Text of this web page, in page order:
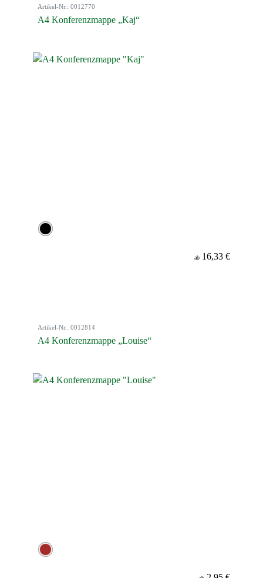
Artikel-Nr.: 0012770
A4 Konferenzmappe „Kaj“
ab 16,33 €
Artikel-Nr.: 0012814
A4 Konferenzmappe „Louise“